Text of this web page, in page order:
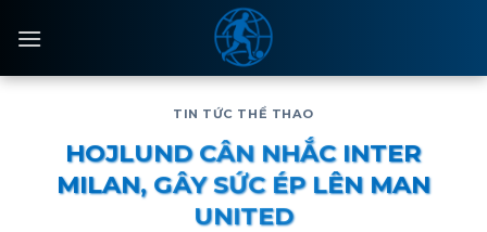
TIN TỨC THỂ THAO
HOJLUND CÂN NHẮC INTER
MILAN, GÂY SỨC ÉP LÊN MAN
UNITED